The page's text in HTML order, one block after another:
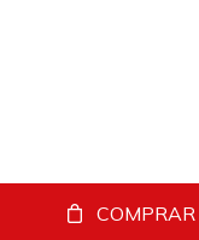
COMPRAR